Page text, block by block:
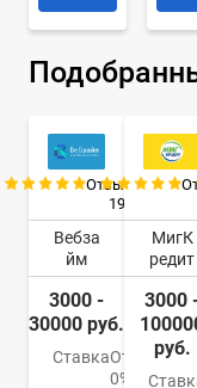
Отзывы:
19
Вебза
йм
3000 -
30000 руб.
СтавкаОт
0%
МигК
редит
3000
руб.